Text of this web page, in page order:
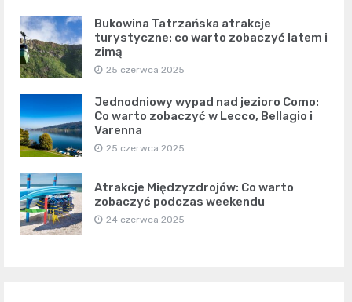
Bukowina Tatrzańska atrakcje
turystyczne: co warto zobaczyć latem i
zimą
25 czerwca 2025
Jednodniowy wypad nad jezioro Como:
Co warto zobaczyć w Lecco, Bellagio i
Varenna
25 czerwca 2025
Atrakcje Międzyzdrojów: Co warto
zobaczyć podczas weekendu
24 czerwca 2025